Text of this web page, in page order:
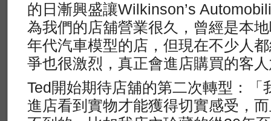
的日漸興盛讓Wilkinson’s
為我們的店舖營業很久，曾經是本
年代汽車模型的店，但現在不少人
爭也很激烈，真正會進店購買的客
Ted開始期待店舖的第二次轉型：「
進店看到實物才能獲得切實感受，